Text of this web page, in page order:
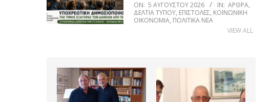
ON: 5 ΑΥΓΟΎΣΤΟΥ 2026 IN: ΆΡΘΡΑ,
ΔΕΛΤΊΑ ΤΎΠΟΥ, ΕΠΙΣΤΟΛΈΣ, ΚΟΙΝΩΝΙΚΉ
ΟΙΚΟΝΟΜΊΑ, ΠΟΛΙΤΙΚΆ ΝΈΑ
VIEW ALL